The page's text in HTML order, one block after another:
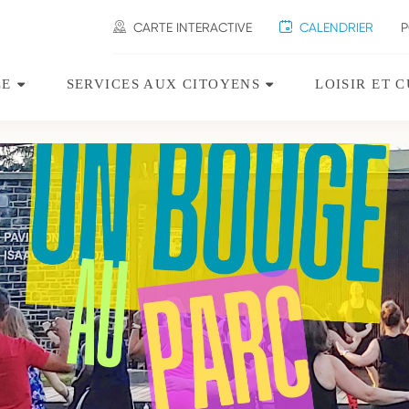
CARTE INTERACTIVE CALENDRIER
Ville.
SERVICES AUX CITOYENS
Services
aux
citoyens.
LOISIR ET